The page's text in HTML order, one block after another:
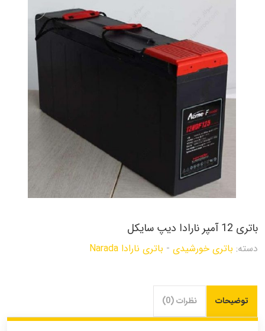
باتری 12 آمپر نارادا دیپ سایکل
دسته: باتری خورشیدی - باتری نارادا Narada
توضیحات نظرات (0)